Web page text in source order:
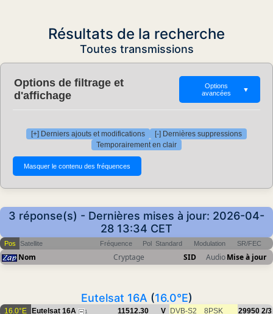
Résultats de la recherche
Toutes transmissions
Options de filtrage et
d'affichage
Options
avancées
▼
[+] Derniers ajouts et modifications
[-] Dernières suppressions
Temporairement en clair
3 réponse(s) - Dernières mises à jour: 2026-04-
28 13:34 CET
Pos Satellite Fréquence Pol Standard Modulation SR/FEC
Nom Cryptage SID AudioMise à jour
Eutelsat 16A (16.0°E)
16.0°E Eutelsat 16A 1 11512.30 V DVB-S2 8PSK 29950 2/3